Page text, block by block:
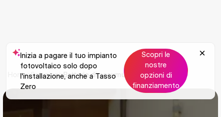
Inizia a pagare il tuo impianto
fotovoltaico solo dopo
l'installazione, anche a Tasso
Zero
Scopri le
nostre
opzioni di
finanziamento
Home Soluzioni Batterie di accumulo per fotovoltaico